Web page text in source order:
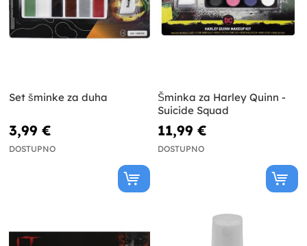
Set šminke za duha
3,99 €
DOSTUPNO
Šminka za Harley Quinn -
Suicide Squad
11,99 €
DOSTUPNO